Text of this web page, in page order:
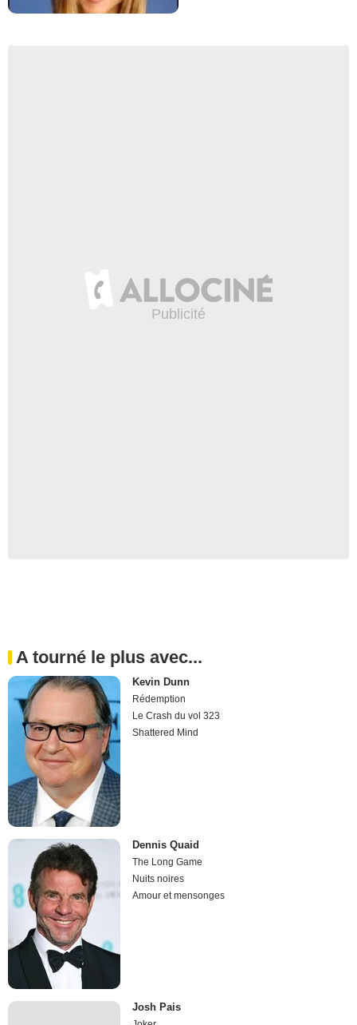
A tourné le plus avec...
Kevin Dunn
Rédemption
Le Crash du vol 323
Shattered Mind
Dennis Quaid
The Long Game
Nuits noires
Amour et mensonges
Josh Pais